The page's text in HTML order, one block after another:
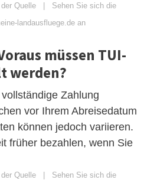
Quelle | Sehen Sie sich die
landausfluege.de an
müssen TUI-
werden?
Zahlung
vor Ihrem Abreisedatum
können jedoch variieren.
früher bezahlen, wenn Sie
Quelle | Sehen Sie sich die